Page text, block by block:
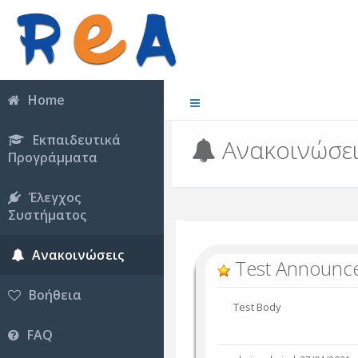
Home
Εκπαιδευτικά
Προγράμματα
Έλεγχος
Συστήματος
Ανακοινώσεις
Βοήθεια
FAQ
Test
Test Body